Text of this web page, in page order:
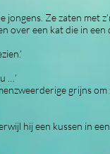
jongens. Ze zaten met
over een kat die in een
…’
grijns om
hij een kussen in een